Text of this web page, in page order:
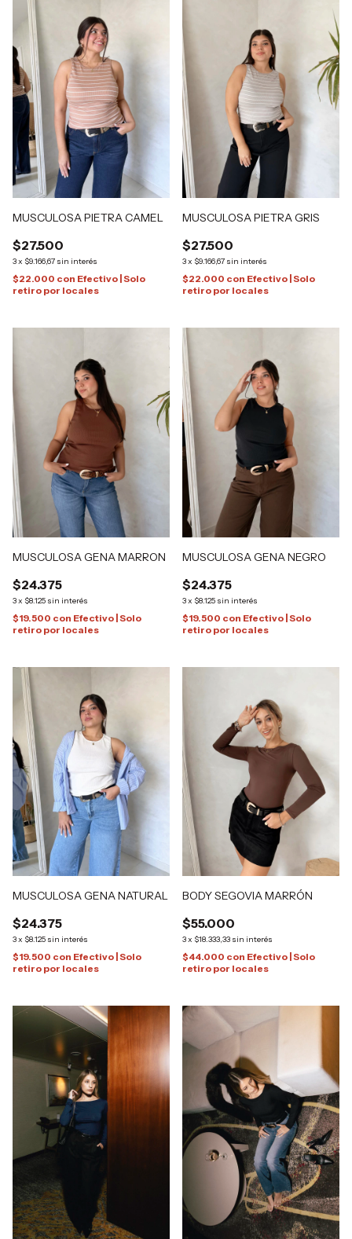
MUSCULOSA PIETRA CAMEL
$27.500
3x $9.166,67 sin interés
$22.000 con Efectivo | Solo
retiro por locales
MUSCULOSA PIETRA GRIS
$27.500
3x $9.166,67 sin interés
$22.000 con Efectivo | Solo
retiro por locales
MUSCULOSA GENA MARRON
$24.375
3x $8.125 sin interés
$19.500 con Efectivo | Solo
retiro por locales
MUSCULOSA GENA NEGRO
$24.375
3x $8.125 sin interés
$19.500 con Efectivo | Solo
retiro por locales
MUSCULOSA GENA NATURAL
$24.375
3x $8.125 sin interés
$19.500 con Efectivo | Solo
retiro por locales
BODY SEGOVIA MARRÓN
$55.000
3x $18.333,33 sin interés
$44.000 con Efectivo | Solo
retiro por locales